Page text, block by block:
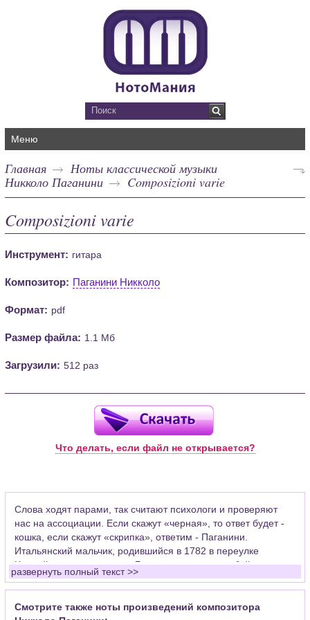
Меню
Главная
Ноты классической музыки
Никколо Паганини
Composizioni varie
Composizioni varie
Инструмент: гитара
Композитор: Паганини Никколо
Формат: pdf
Размер файла: 1.1 Мб
Загрузили: 512 раз
Что делать, если файл не открывается?
Слова ходят парами, так считают психологи и проверяют
нас на ассоциации. Если скажут «черная», то ответ будет -
кошка, если скажут «скрипка», ответим - Паганини.
Итальянский мальчик, родившийся в 1782 в переулке
Черной кошки на окраине Генуи, закрепил за собой в
человеческом подсознании музыкальный инструмент, на
котором играли миллионы и продолжают играть сейчас во
всех подъездах элитных домов. Уже больше двухсот лет при
развернуть полный текст >>
Смотрите также ноты произведений композитора